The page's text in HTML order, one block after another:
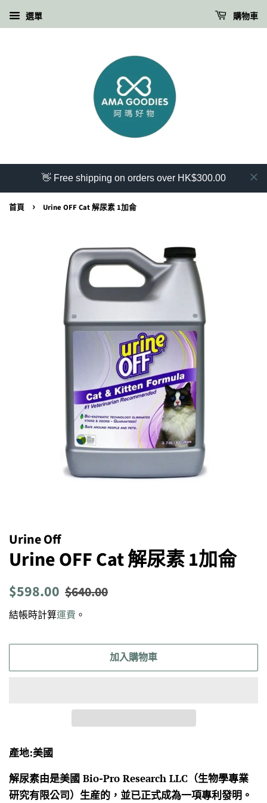
選單 購物車
👋 Free shipping on orders over HK$300.00
首頁 › Urine OFF Cat 解尿素 1加侖
Urine Off
Urine OFF Cat 解尿素 1加侖
定
$598.00 售
$640.00
結帳時計算運費 。
加入購物車
產地:美國
解尿素由是美國 Bio-Pro Research LLC（生物學專業
研究有限公司）生産的，並已正式成為一項專利發明。